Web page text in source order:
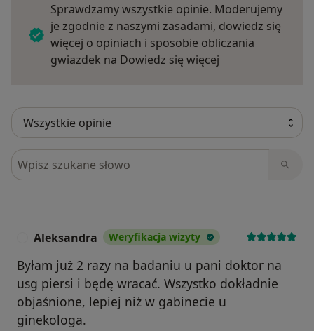
Sprawdzamy wszystkie opinie. Moderujemy
je zgodnie z naszymi zasadami, dowiedz się
więcej o opiniach i sposobie obliczania
gwiazdek na Dowiedz się więcej
Szukaj w opiniach
Aleksandra Weryfikacja wizyty
Byłam już 2 razy na badaniu u pani doktor na
usg piersi i będę wracać. Wszystko dokładnie
objaśnione, lepiej niż w gabinecie u
ginekologa.